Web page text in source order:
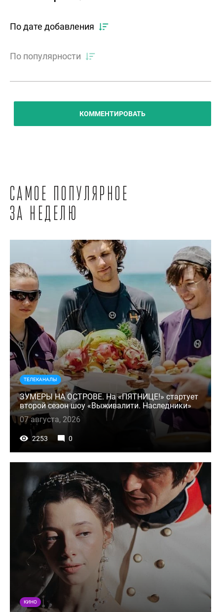
По дате добавления
По популярности
КОММЕНТИРОВАТЬ
Самое популярное
за неделю
ТЕЛЕКАНАЛЫ
ЗУМЕРЫ НА ОСТРОВЕ. На «ПЯТНИЦЕ!» стартует
второй сезон шоу «Выживалити. Наследники»
07 августа, 2026
2253 0
КИНО